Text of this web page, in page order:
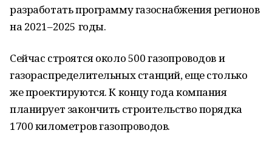
разработать программу газоснабжения регионов
на 2021–2025 годы.
Сейчас строятся около 500 газопроводов и
газораспределительных станций, еще столько
же проектируются. К концу года компания
планирует закончить строительство порядка
1700 километров газопроводов.